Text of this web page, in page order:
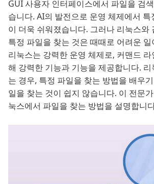
GUI 사용자 인터페이스에서 파일을 검
습니다. AI의 발전으로 운영 체제에서 특
이 더욱 쉬워졌습니다. 그러나 리눅스와
특정 파일을 찾는 것은 때때로 어려운
리눅스는 강력한 운영 체제로, 커맨드
해 강력한 기능과 기능을 제공합니다.
는 경우, 특정 파일을 찾는 방법을 배우
일을 찾는 것이 쉽지 않습니다. 이 전문
눅스에서 파일을 찾는 방법을 설명합니